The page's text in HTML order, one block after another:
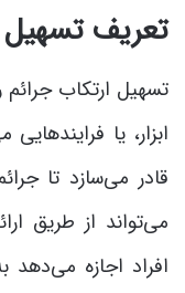
تعریف تسهیل
تسهیل ارتکاب جرائم
ابزار، یا
قادر می‌سازد تا
می‌تواند از طریق
افراد اجازه